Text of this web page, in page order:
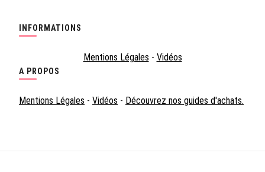
INFORMATIONS
Mentions Légales - Vidéos
A PROPOS
Mentions Légales - Vidéos - Découvrez nos guides d'achats.